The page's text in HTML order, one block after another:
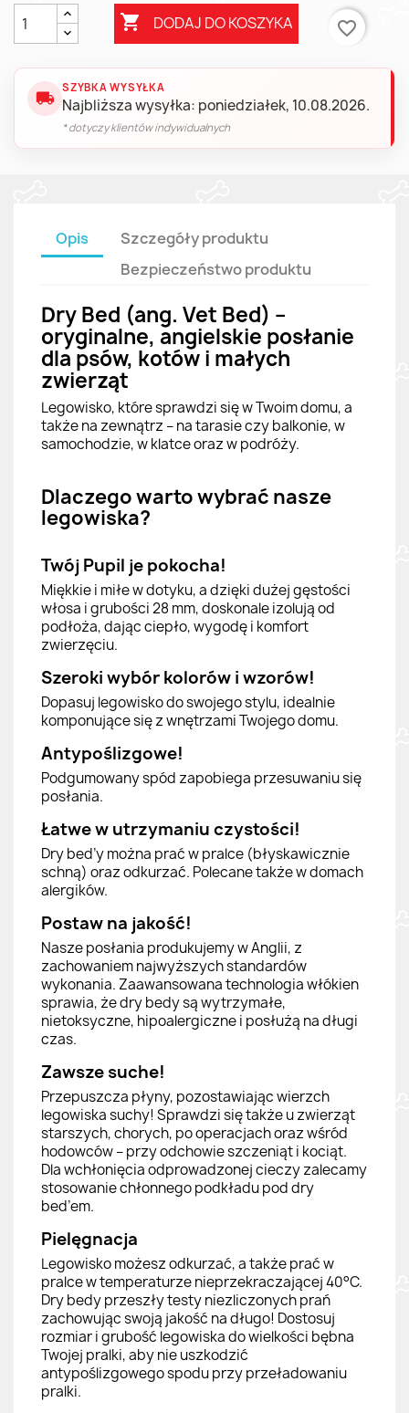
 DODAJ DO KOSZYKA favorite_border
local_shipping
SZYBKA WYSYŁKA
Najbliższa wysyłka: poniedziałek, 10.08.2026.
* dotyczy klientów indywidualnych
Opis
Szczegóły produktu
Bezpieczeństwo produktu
Dry Bed (ang. Vet Bed) –
oryginalne, angielskie posłanie
dla psów, kotów i małych
zwierząt
Legowisko, które sprawdzi się w Twoim domu, a
także na zewnątrz – na tarasie czy balkonie, w
samochodzie, w klatce oraz w podróży.
Dlaczego warto wybrać nasze
legowiska?
Twój Pupil je pokocha!
Miękkie i miłe w dotyku, a dzięki dużej gęstości
włosa i grubości 28 mm, doskonale izolują od
podłoża, dając ciepło, wygodę i komfort
zwierzęciu.
Szeroki wybór kolorów i wzorów!
Dopasuj legowisko do swojego stylu, idealnie
komponujące się z wnętrzami Twojego domu.
Antypoślizgowe!
Podgumowany spód zapobiega przesuwaniu się
posłania.
Łatwe w utrzymaniu czystości!
Dry bed’y można prać w pralce (błyskawicznie
schną) oraz odkurzać. Polecane także w domach
alergików.
Postaw na jakość!
Nasze posłania produkujemy w Anglii, z
zachowaniem najwyższych standardów
wykonania. Zaawansowana technologia włókien
sprawia, że dry bedy są wytrzymałe,
nietoksyczne, hipoalergiczne i posłużą na długi
czas.
Zawsze suche!
Przepuszcza płyny, pozostawiając wierzch
legowiska suchy! Sprawdzi się także u zwierząt
starszych, chorych, po operacjach oraz wśród
hodowców – przy odchowie szczeniąt i kociąt.
Dla wchłonięcia odprowadzonej cieczy zalecamy
stosowanie chłonnego podkładu pod dry
bed’em.
Pielęgnacja
Legowisko możesz odkurzać, a także prać w
pralce w temperaturze nieprzekraczającej 40°C.
Dry bedy przeszły testy niezliczonych prań
zachowując swoją jakość na długo! Dostosuj
rozmiar i grubość legowiska do wielkości bębna
Twojej pralki, aby nie uszkodzić
antypoślizgowego spodu przy przeładowaniu
pralki.